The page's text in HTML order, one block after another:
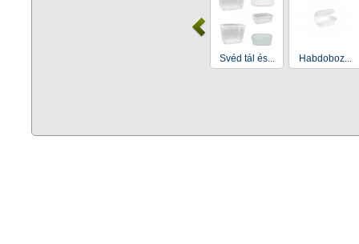
Svéd tál és... Habdoboz...